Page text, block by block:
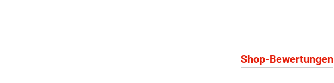
Shop-Bewertungen